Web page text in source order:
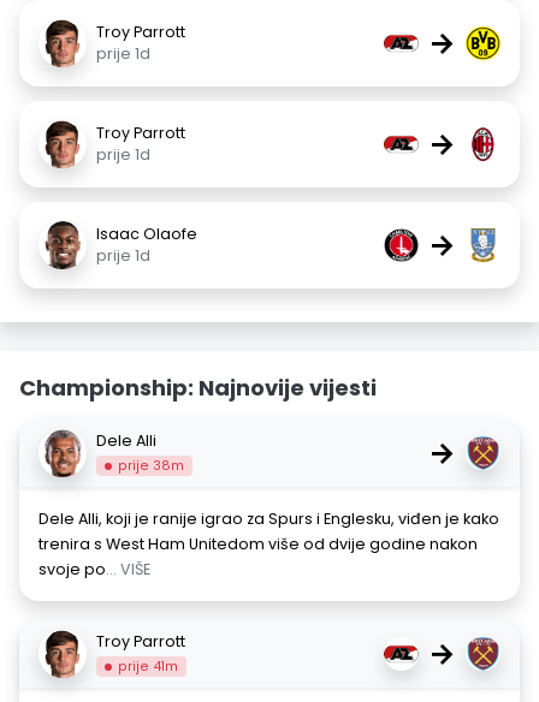
Troy Parrott
prije 1d
→
Troy Parrott
prije 1d
→
Isaac Olaofe
prije 1d
→
Championship: Najnovije vijesti
Dele Alli
prije 38m →
Dele Alli, koji je ranije igrao za Spurs i Englesku, viđen je kako
trenira s West Ham Unitedom više od dvije godine nakon
svoje po... VIŠE
Troy Parrott
prije 41m →